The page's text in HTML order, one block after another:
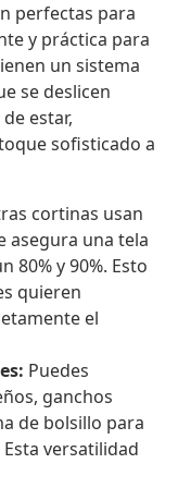
perfectas para
y práctica para
un sistema
se deslicen
estar,
sofisticado a
cortinas usan
asegura una tela
80% y 90%. Esto
quieren
el
Puedes
ganchos
de bolsillo para
versatilidad